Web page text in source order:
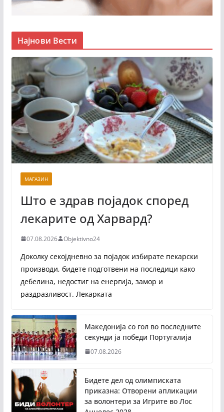
Најнови Вести
МАГАЗИН
Што е здрав појадок според
лекарите од Харвард?
07.08.2026 Objektivno24
Доколку секојдневно за појадок избирате пекарски
производи, бидете подготвени на последици како
дебелина, недостиг на енергија, замор и
раздразливост. Лекарката
Македонија со гол во последните
секунди ја победи Португалија
07.08.2026
Бидете дел од олимписката
приказна: Отворени апликации
за волонтери за Игрите во Лос